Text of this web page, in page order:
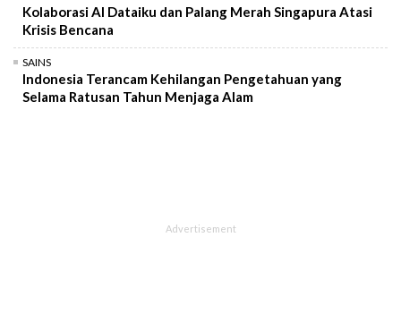
Kolaborasi AI Dataiku dan Palang Merah Singapura Atasi
Krisis Bencana
SAINS
Indonesia Terancam Kehilangan Pengetahuan yang
Selama Ratusan Tahun Menjaga Alam